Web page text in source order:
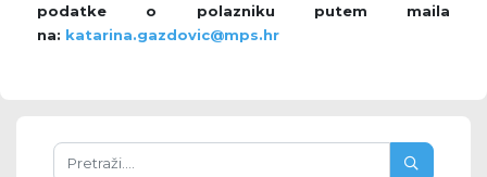
podatke o polazniku putem maila
na: katarina.gazdovic@mps.hr